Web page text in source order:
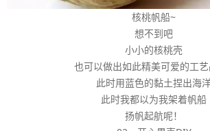
核桃帆船~
想不到吧
小小的核桃壳
也可以做出如此精美可爱的工
此时用蓝色的黏土捏出海
此时我都以为我架着帆船
扬帆起航呢！